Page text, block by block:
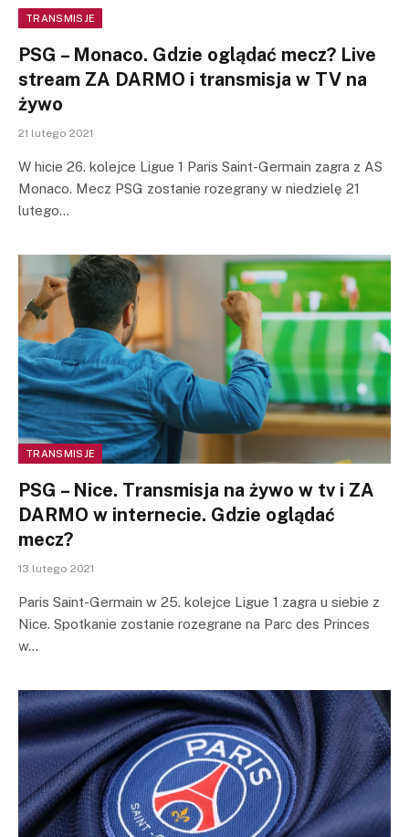
TRANSMISJE
PSG – Monaco. Gdzie oglądać mecz? Live
stream ZA DARMO i transmisja w TV na
żywo
21 lutego 2021
W hicie 26. kolejce Ligue 1 Paris Saint-Germain zagra z AS
Monaco. Mecz PSG zostanie rozegrany w niedzielę 21
lutego…
TRANSMISJE
PSG – Nice. Transmisja na żywo w tv i ZA
DARMO w internecie. Gdzie oglądać
mecz?
13 lutego 2021
Paris Saint-Germain w 25. kolejce Ligue 1 zagra u siebie z
Nice. Spotkanie zostanie rozegrane na Parc des Princes
w…